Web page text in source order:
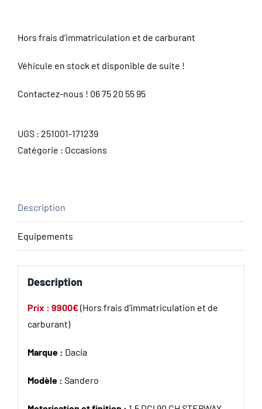
Hors frais d’immatriculation et de carburant
Véhicule en stock et disponible de suite !
Contactez-nous ! 06 75 20 55 95
UGS : 251001-171239
Catégorie : Occasions
Description
Equipements
Description
Prix : 9900€(Hors frais d’immatriculation et de
carburant)
Marque : Dacia
Modèle : Sandero